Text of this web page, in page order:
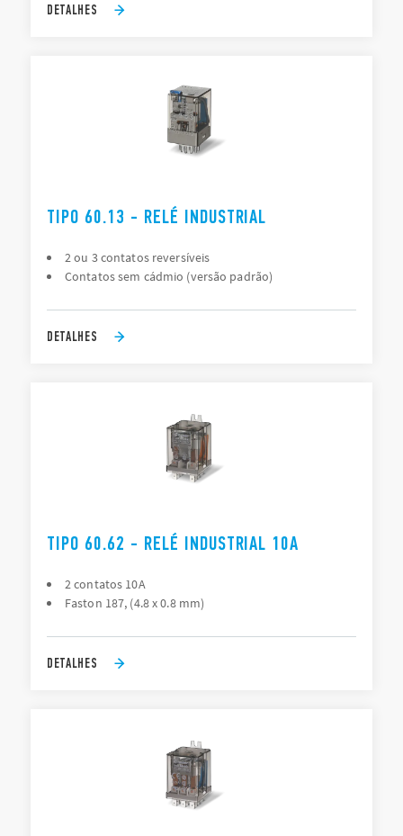
DETALHES
TIPO 60.13 - RELÉ INDUSTRIAL
2 ou 3 contatos reversíveis
Contatos sem cádmio (versão padrão)
DETALHES
TIPO 60.62 - RELÉ INDUSTRIAL 10A
2 contatos 10A
Faston 187, (4.8 x 0.8 mm)
DETALHES